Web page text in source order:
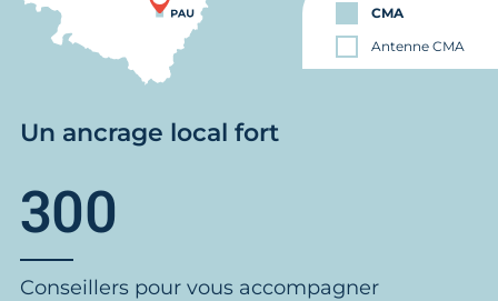
CMA
Antenne CMA
Un ancrage local fort
300
Conseillers pour vous accompagner